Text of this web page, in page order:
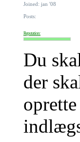
Joined: jan '08
Posts:
Reputation:
Du
der